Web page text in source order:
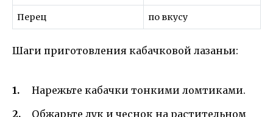
Перец по вкусу
Шаги приготовления кабачковой лазаньи:
Нарежьте кабачки тонкими ломтиками.
Обжарьте лук и чеснок на растительном